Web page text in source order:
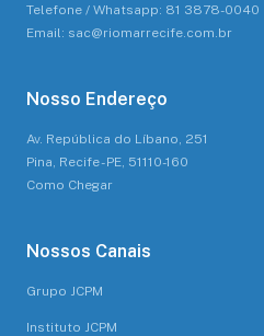
Telefone / Whatsapp: 81 3878-0040
Email: sac@riomarrecife.com.br
Nosso Endereço
Av. República do Líbano, 251
Pina, Recife - PE, 51110-160
Como Chegar
Nossos Canais
Grupo JCPM
Instituto JCPM